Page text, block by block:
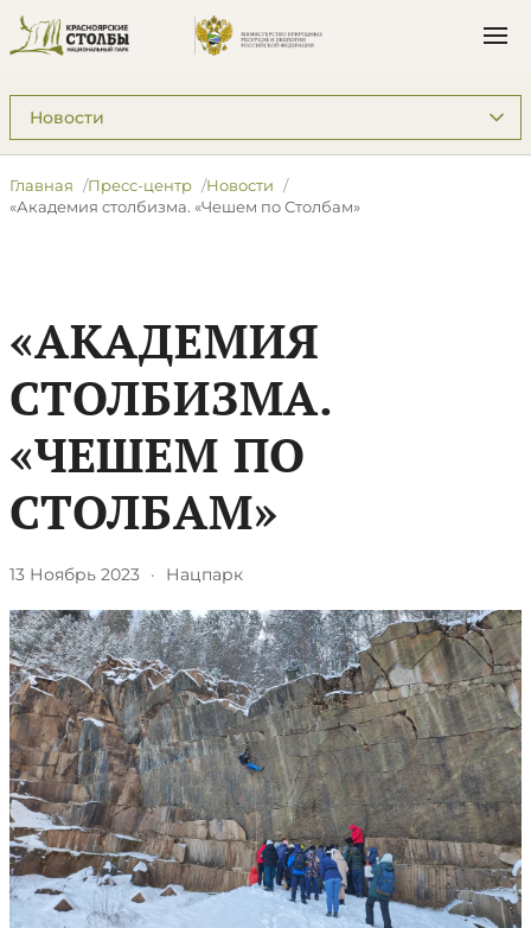
Подразделы: Пресс-центр
Главная Пресс-центр
Новости
​«Академия столбизма. «Чешем по Столбам»
​«АКАДЕМИЯ
СТОЛБИЗМА.
«ЧЕШЕМ ПО
СТОЛБАМ»
13 Ноябрь 2023 · Нацпарк